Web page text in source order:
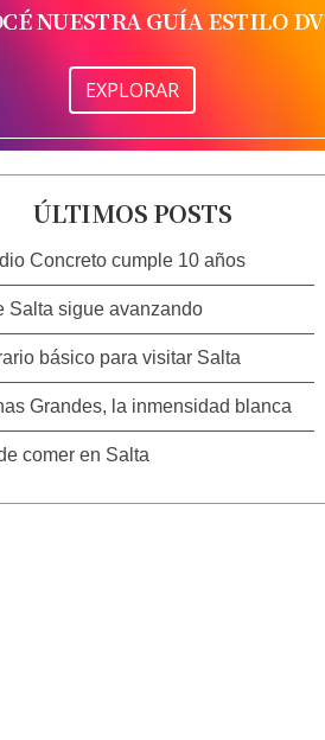
NUESTRA GUÍA ESTILO DV
EXPLORAR
ÚLTIMOS POSTS
Concreto cumple 10 años
Salta sigue avanzando
básico para visitar Salta
Grandes, la inmensidad blanca
comer en Salta